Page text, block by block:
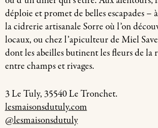
déploie et promet de belles escapades –
la cidrerie artisanale Sorre où l’on
locaux, ou chez l’apiculteur de Miel
dont les abeilles butinent les fleurs de la
entre champs et rivages.
3 Le Tuly, 35540 Le Tronchet.
lesmaisonsdutuly.com
@lesmaisonsdutuly